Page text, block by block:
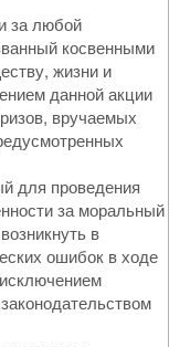
за любой
косвенными
жизни и
данной акции
вручаемых
для проведения
за моральный
в
ошибок в ходе